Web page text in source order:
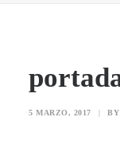
5 MARZO, 2017 | BY